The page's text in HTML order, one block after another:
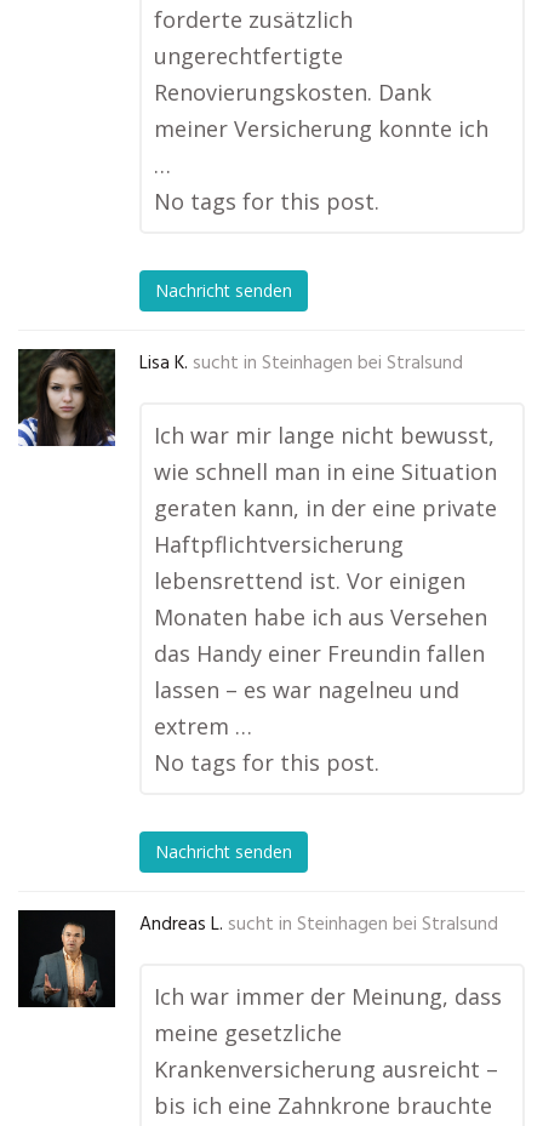
forderte zusätzlich
ungerechtfertigte
Renovierungskosten. Dank
meiner Versicherung konnte ich
…
No tags for this post.
Nachricht senden
Lisa K. sucht in Steinhagen bei Stralsund
Ich war mir lange nicht bewusst,
wie schnell man in eine Situation
geraten kann, in der eine private
Haftpflichtversicherung
lebensrettend ist. Vor einigen
Monaten habe ich aus Versehen
das Handy einer Freundin fallen
lassen – es war nagelneu und
extrem …
No tags for this post.
Nachricht senden
Andreas L. sucht in Steinhagen bei Stralsund
Ich war immer der Meinung, dass
meine gesetzliche
Krankenversicherung ausreicht –
bis ich eine Zahnkrone brauchte